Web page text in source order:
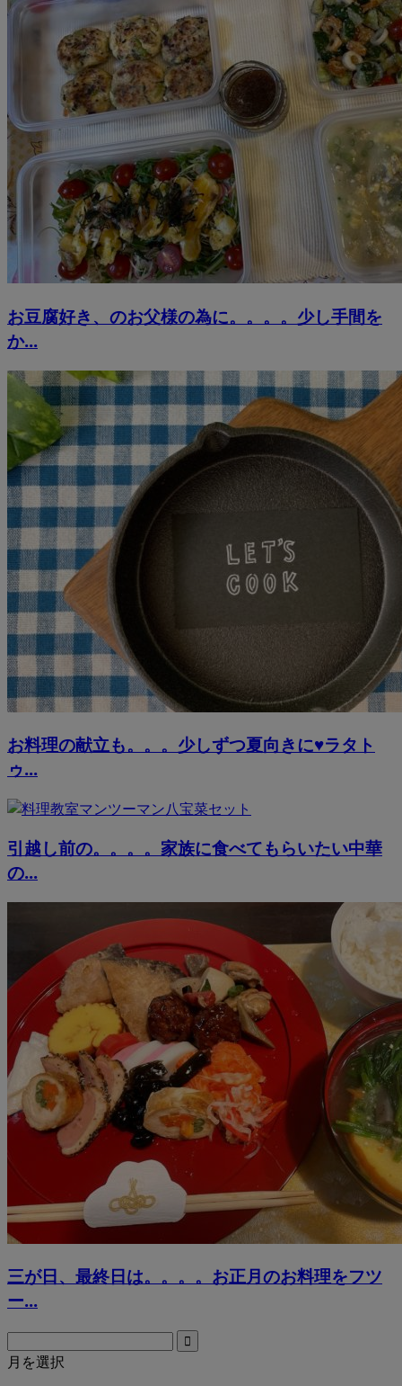
お豆腐好き、のお父様の為に。。。。少し手間を
か...
お料理の献立も。。。少しずつ夏向きに♥ラタト
ゥ...
引越し前の。。。。家族に食べてもらいたい中華
の...
三が日、最終日は。。。。お正月のお料理をフツ
ー...
月を選択